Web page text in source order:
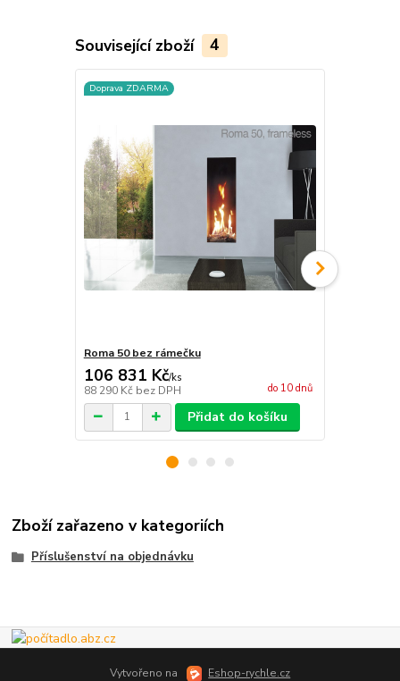
Související zboží 4
Doprava ZDARMA
Roma 50 bez rámečku
106 831 Kč/ks
88 290 Kč bez DPH do 10 dnů
Přidat do košíku
Zboží zařazeno v kategoriích
Příslušenství na objednávku
Vytvořeno na Eshop-rychle.cz